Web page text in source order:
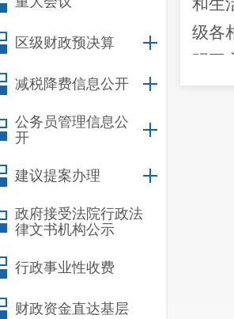
区级财政预决算
减税降费信息公开
公务员管理信息公
开
建议提案办理
政府接受法院行政法
律文书机构公示
行政事业性收费
财政资金直达基层
和生
级各
明王